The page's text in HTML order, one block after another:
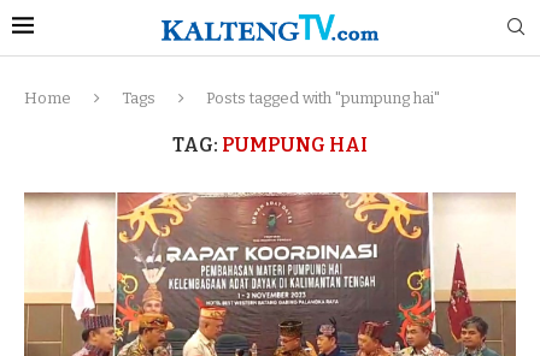
Home Tags Posts tagged with "pumpung hai"
TAG: PUMPUNG HAI